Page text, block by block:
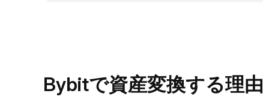
Bybitで資産変換する理由